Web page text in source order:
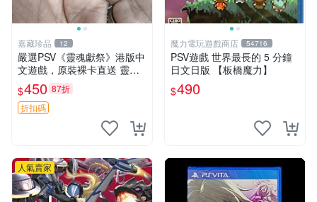
嘉藏珍品 12
嚴選PSV《靈魂獻祭》港版中
文遊戲，原裝裸卡直送 靈魂
獻祭 PSV 游戲 卡帶
$450 87折
折扣碼
魔力電玩遊戲商店 54716
PSV遊戲 世界最長的 5 分鐘
日文日版 【板橋魔力】
$490
人氣賣家